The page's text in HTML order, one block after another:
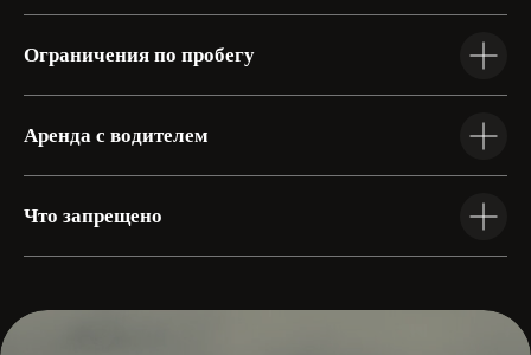
Ограничения по пробегу
Аренда с водителем
Что запрещено
Родионова 169А
Нижний Новгород
Советская 12